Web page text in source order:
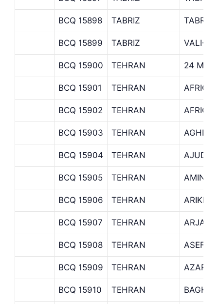
BCQ 15898 TABRIZ TABRIZ
BCQ 15899 TABRIZ VALI-E-
BCQ 15900 TEHRAN 24
BCQ 15901 TEHRAN
BCQ 15902 TEHRAN AFRIQA
BCQ 15903 TEHRAN
BCQ 15904 TEHRAN
BCQ 15905 TEHRAN AMIN
BCQ 15906 TEHRAN ARIKE
BCQ 15907 TEHRAN
BCQ 15908 TEHRAN ASEF
BCQ 15909 TEHRAN
BCQ 15910 TEHRAN BAGH